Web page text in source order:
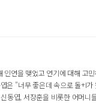
인연을 맺었고 연기에 대해
"너무 좋은데 속으로 돌+I
엽, 서장훈을 비롯한 어머